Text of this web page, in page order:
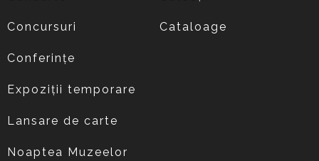
Concursuri
Conferințe
Expoziții temporare
Lansare de carte
Noaptea Muzeelor
Cataloage